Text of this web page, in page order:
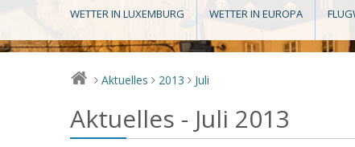
WETTER IN LUXEMBURG WETTER IN EUROPA
> Aktuelles > 2013 > Juli
Aktuelles - Juli 2013